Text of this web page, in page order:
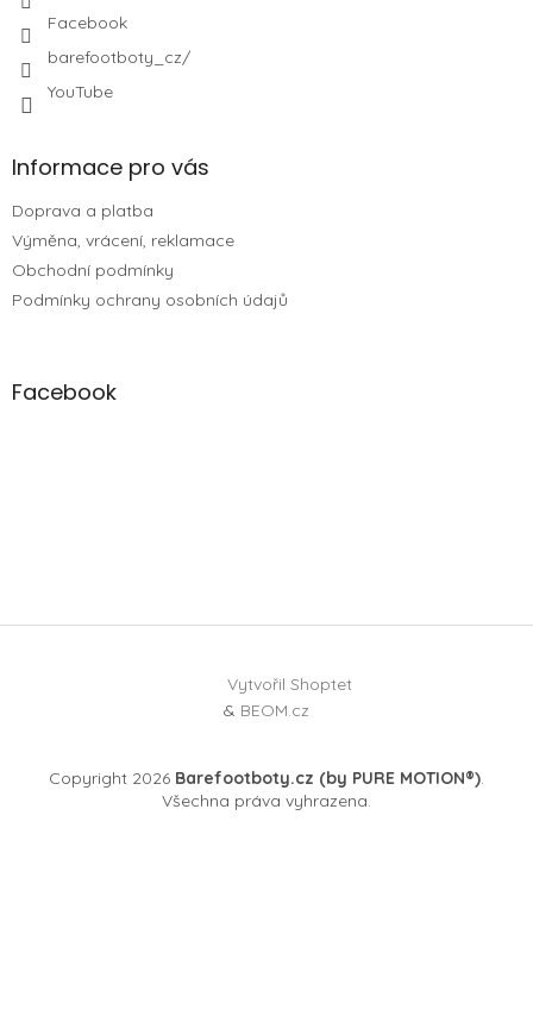
Facebook
barefootboty_cz/
YouTube
Informace pro vás
Doprava a platba
Výměna, vrácení, reklamace
Obchodní podmínky
Podmínky ochrany osobních údajů
Facebook
Vytvořil Shoptet
& BEOM.cz
Copyright 2026 Barefootboty.cz (by PURE MOTION®).
Všechna práva vyhrazena.